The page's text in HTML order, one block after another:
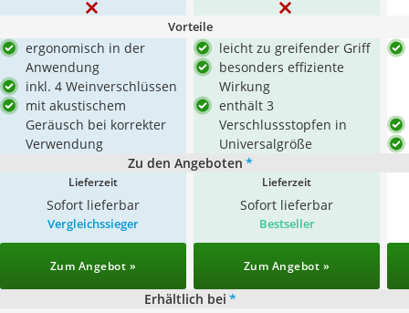
Vorteile
ergonomisch in der
Anwendung
inkl. 4 Weinverschlüssen
mit akustischem
Geräusch bei korrekter
Verwendung
leicht zu greifender Griff
besonders effiziente
Wirkung
enthält 3
Verschlussstopfen in
Universalgröße
Zu den Angeboten *
Lieferzeit
Sofort lieferbar
Lieferzeit
Sofort lieferbar
Vergleichssieger
Zum Angebot »
Bestseller
Zum Angebot »
Erhältlich bei *